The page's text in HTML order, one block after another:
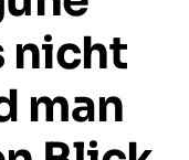
nicht
man